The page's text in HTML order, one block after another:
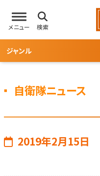
メニュー 検索
ジャンル
自衛隊ニュース
2019年2月15日